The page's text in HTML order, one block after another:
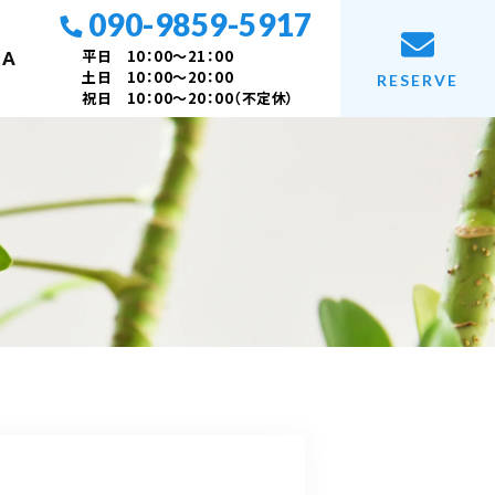
090-9859-5917
平日 10：00～21：00
土日 10：00～20：00
祝日 10：00～20：00（不定休）
RESERVE